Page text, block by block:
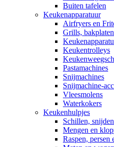
Buiten tafelen
Keukenapparatuur
Airfryers en
Grills,
Keukentrolleys
Pastamachines
Snijmachines
Snijmachine-
Vleesmolens
Waterkokers
Keukenhulpjes
Schillen,
Mengen en
Raspen, persen